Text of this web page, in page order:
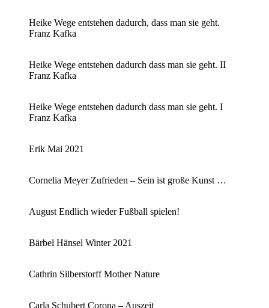
Heike Wege entstehen dadurch, dass man sie geht.
Franz Kafka
Heike Wege entstehen dadurch dass man sie geht. II
Franz Kafka
Heike Wege entstehen dadurch dass man sie geht. I
Franz Kafka
Erik Mai 2021
Cornelia Meyer Zufrieden – Sein ist große Kunst …
August Endlich wieder Fußball spielen!
Bärbel Hänsel Winter 2021
Cathrin Silberstorff Mother Nature
Carla Schubert Corona – Auszeit